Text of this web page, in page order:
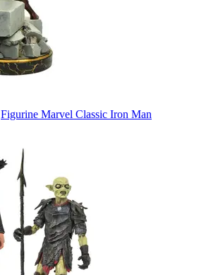
Figurine Marvel Classic Iron Man